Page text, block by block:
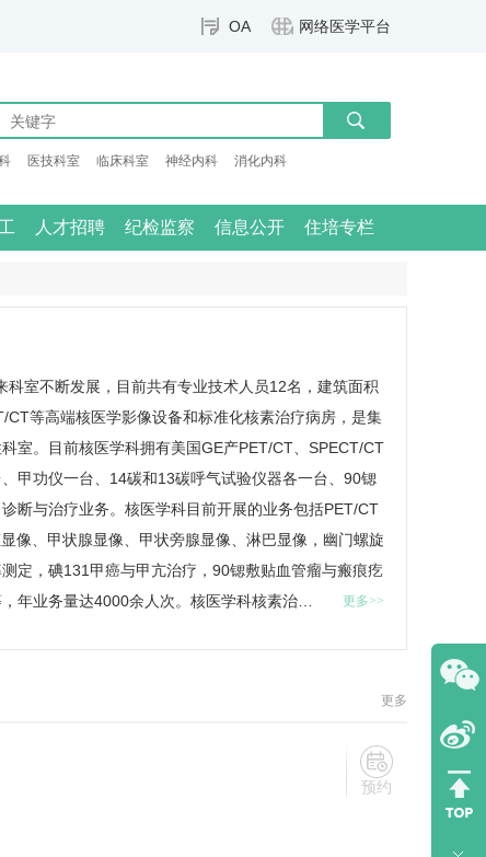
OA 网络医学平台
医技科室 临床科室 神经内科 消化内科
人才招聘 纪检监察 信息公开 住培专栏
科室不断发展，目前共有专业技术人员12名，建筑面积
CT等高端核医学影像设备和标准化核素治疗病房，是集
室。目前核医学科拥有美国GE产PET/CT、SPECT/CT
甲功仪一台、14碳和13碳呼气试验仪器各一台、90锶
断与治疗业务。 核医学科目前开展的业务包括PET/CT
像、甲状腺显像、甲状旁腺显像、淋巴显像，幽门螺旋
定，碘131甲癌与甲亢治疗，90锶敷贴血管瘤与瘢痕疙
年业务量达4000余人次。 核医学科核素治… 更多>>
更多
预约